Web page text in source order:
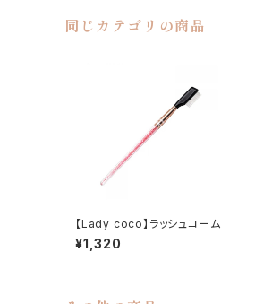
同じカテゴリの商品
【Lady coco】ラッシュコーム
¥1,320